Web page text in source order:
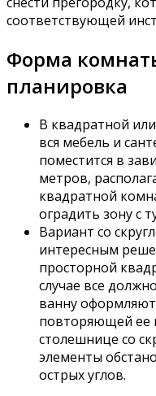
соответствующей
Форма
планировка
В квадратной
вся мебель и
поместится в
метров,
квадратной
оградить зону с
Вариант со
интересным
просторной
случае все
ванну
повторяющей ее
столешнице со
элементы
острых углов.